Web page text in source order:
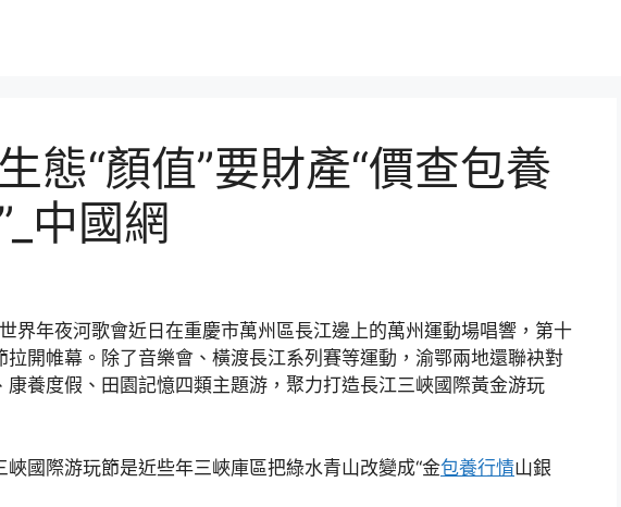
態“顏值”要財產“價查包養
中國網
界年夜河歌會近日在重慶市萬州區長江邊上的萬州運動場唱響，第十
拉開帷幕。除了音樂會、橫渡長江系列賽等運動，渝鄂兩地還聯袂對
康養度假、田園記憶四類主題游，聚力打造長江三峽國際黃金游玩
國際游玩節是近些年三峽庫區把綠水青山改變成“金包養行情山銀